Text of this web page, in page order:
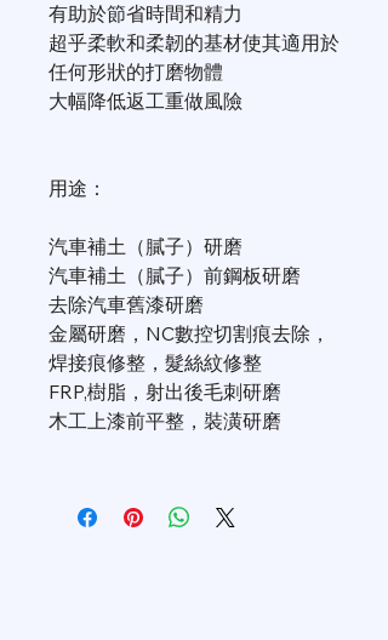
有助於節省時間和精力
超乎柔軟和柔韌的基材使其適用於
任何形狀的打磨物體
大幅降低返工重做風險
用途：
汽車補土（膩子）研磨
汽車補土（膩子）前鋼板研磨
去除汽車舊漆研磨
金屬研磨，NC數控切割痕去除，
焊接痕修整，髮絲紋修整
FRP,樹脂，射出後毛刺研磨
木工上漆前平整，裝潢研磨